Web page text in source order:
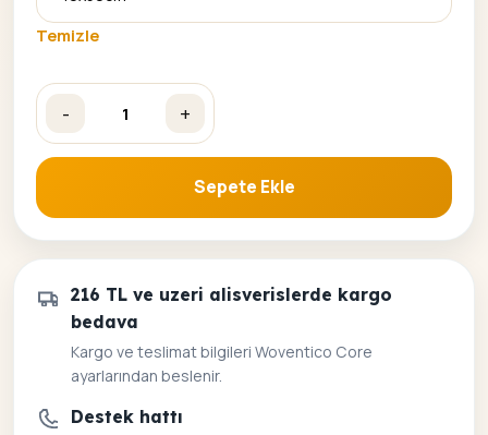
Temizle
-
Joker Sayılarla Boyama Seti adet
+
Sepete Ekle
216 TL ve uzeri alisverislerde kargo
bedava
Kargo ve teslimat bilgileri Woventico Core
ayarlarından beslenir.
Destek hattı